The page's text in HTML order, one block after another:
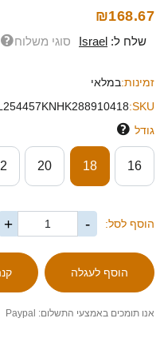
₪168.67
שלח ל: Israel סוגי משלוח
זמינות:במלאי
SKU:
גודל
16
18
20
הוסף לסל: -
+
אנו תומכים באמצעי התשלום: Paypal